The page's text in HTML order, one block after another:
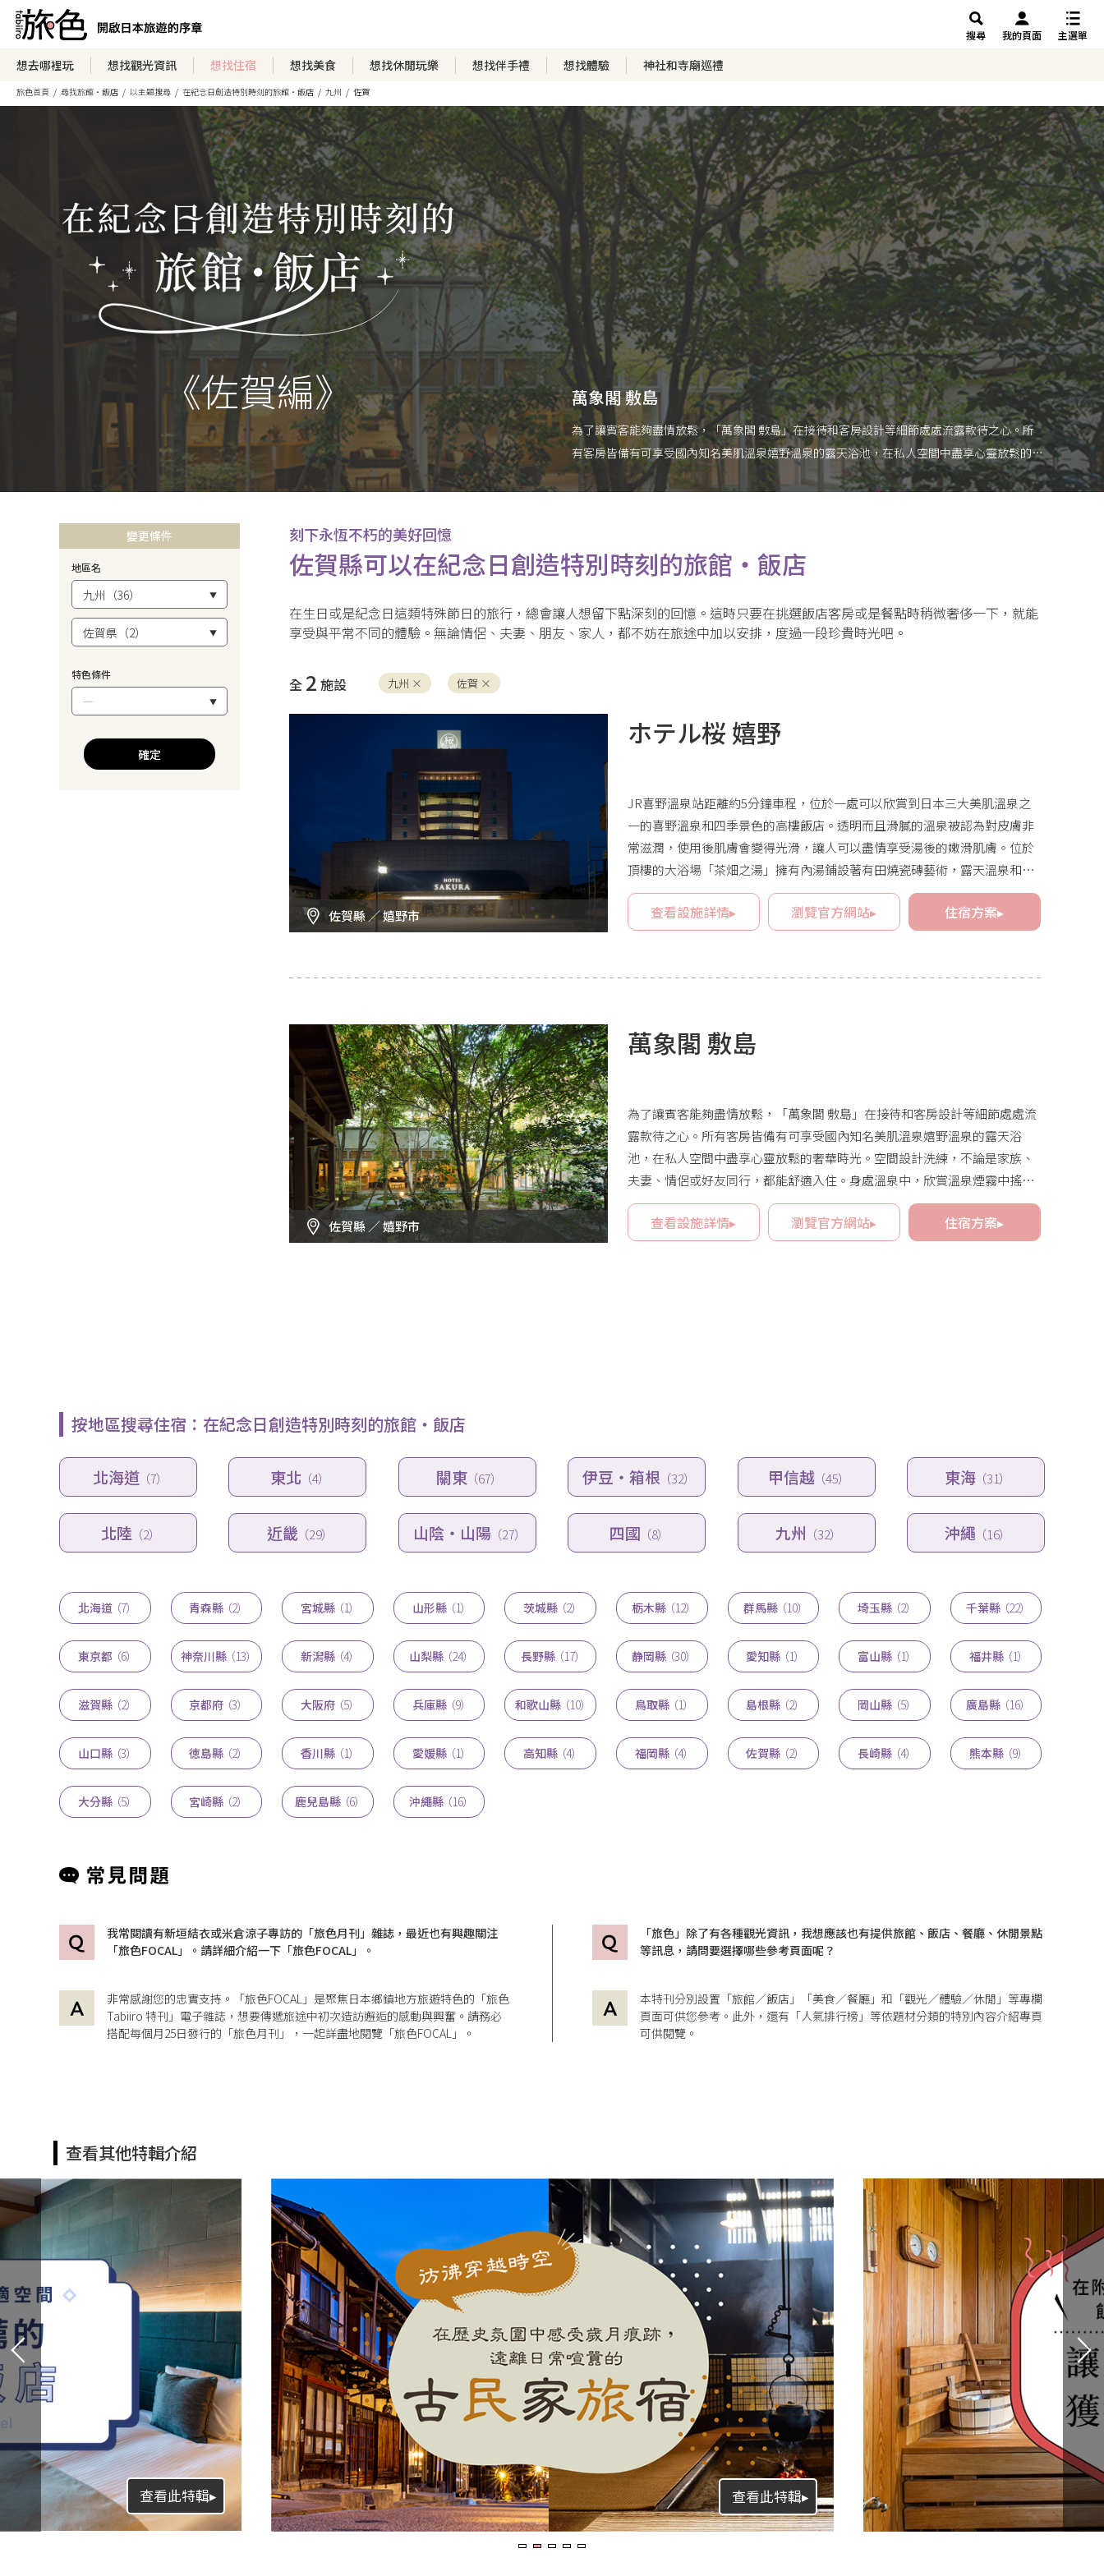
搜尋 我的頁面 主選單
想去哪裡玩 想找觀光資訊 想找住宿 想找美食 想找休閒玩樂 想找伴手禮 想找體驗 神社和寺廟巡禮
旅色首頁 尋找旅館・飯店 以主題搜尋 在紀念日創造特別時刻的旅館・飯店 九州 佐賀
《佐賀編》 萬象閣 敷島
為了讓賓客能夠盡情放鬆，「萬象閣 敷島」在接待和客房設計等細節處處流露款待之心。所
有客房皆備有可享受國內知名美肌溫泉嬉野溫泉的露天浴池，在私人空間中盡享心靈放鬆的奢
華時光。空間設計洗練，不論是家族、夫妻、情侶或好友同行，都能舒適入住。身處溫泉中，
變更條件
地區名
特色條件
確定
刻下永恆不朽的美好回憶
佐賀縣可以在紀念日創造特別時刻的旅館・飯店
在生日或是紀念日這類特殊節日的旅行，總會讓人想留下點深刻的回憶。這時只要在挑選飯店客房或是餐點時稍微奢侈一下，就能
享受與平常不同的體驗。無論情侶、夫妻、朋友、家人，都不妨在旅途中加以安排，度過一段珍貴時光吧。
全 2 施設 九州 × 佐賀 ×
佐賀縣 ／ 嬉野市
ホテル桜 嬉野
JR喜野溫泉站距離約5分鐘車程，位於一處可以欣賞到日本三大美肌溫泉之
一的喜野溫泉和四季景色的高樓飯店。透明而且滑膩的溫泉被認為對皮膚非
常滋潤，使用後肌膚會變得光滑，讓人可以盡情享受湯後的嫩滑肌膚。位於
頂樓的大浴場「茶畑之湯」擁有內湯鋪設著有田燒瓷磚藝術，露天溫泉和壺
風呂，讓人可以一邊欣賞四季風景，一邊悠閒地享受浸浴。由於也允許單日
入浴，因此非常方便，在旅途中也可以停留一下。
查看設施詳情▸ 瀏覽官方網站▸ 住宿方案▸
佐賀縣 ／ 嬉野市
萬象閣 敷島
為了讓賓客能夠盡情放鬆，「萬象閣 敷島」在接待和客房設計等細節處處流
露款待之心。所有客房皆備有可享受國內知名美肌溫泉嬉野溫泉的露天浴
池，在私人空間中盡享心靈放鬆的奢華時光。空間設計洗練，不論是家族、
夫妻、情侶或好友同行，都能舒適入住。身處溫泉中，欣賞溫泉煙霧中搖曳
的美麗綠意與澄澈的藍天，自然綻放笑容的時刻隨之而來。
查看設施詳情▸ 瀏覽官方網站▸ 住宿方案▸
按地區搜尋住宿：在紀念日創造特別時刻的旅館・飯店
北海道 （7） 東北 （4） 關東 （67） 伊豆・箱根 （32） 甲信越 （45） 東海 （31）
北陸 （2） 近畿 （29） 山陰・山陽 （27） 四國 （8） 九州 （32） 沖繩 （16）
北海道 （7） 青森縣 （2） 宮城縣 （1） 山形縣 （1） 茨城縣 （2） 栃木縣 （12） 群馬縣 （10） 埼玉縣 （2） 千葉縣 （22）
東京都 （6） 神奈川縣 （13） 新潟縣 （4） 山梨縣 （24） 長野縣 （17） 静岡縣 （30） 愛知縣 （1） 富山縣 （1） 福井縣 （1）
滋賀縣 （2） 京都府 （3） 大阪府 （5） 兵庫縣 （9） 和歌山縣 （10） 鳥取縣 （1） 島根縣 （2） 岡山縣 （5） 廣島縣 （16）
山口縣 （3） 徳島縣 （2） 香川縣 （1） 愛媛縣 （1） 高知縣 （4） 福岡縣 （4） 佐賀縣 （2） 長崎縣 （4） 熊本縣 （9）
大分縣 （5） 宮崎縣 （2） 鹿兒島縣 （6） 沖繩縣 （16）
我常閱讀有新垣結衣或米倉涼子專訪的「旅色月刊」雜誌，最近也有興趣關注
「旅色FOCAL」。請詳細介紹一下「旅色FOCAL」。
非常感謝您的忠實支持。「旅色FOCAL」是聚焦日本鄉鎮地方旅遊特色的「旅色
Tabiiro 特刊」電子雜誌，想要傳遞旅途中初次造訪邂逅的感動與興奮。請務必
搭配每個月25日發行的「旅色月刊 」，一起詳盡地閱覽「旅色FOCAL」。
「旅色」除了有各種觀光資訊，我想應該也有提供旅館、飯店、餐廳、休閒景點
等訊息，請問要選擇哪些參考頁面呢？
本特刊分別設置「旅館／飯店」「美食／餐廳」和「觀光／體驗／休閒 」等專欄
頁面可供您參考。此外，還有「人氣排行榜 」等依題材分類的特別內容介紹專頁
可供閱覽。
查看其他特輯介紹